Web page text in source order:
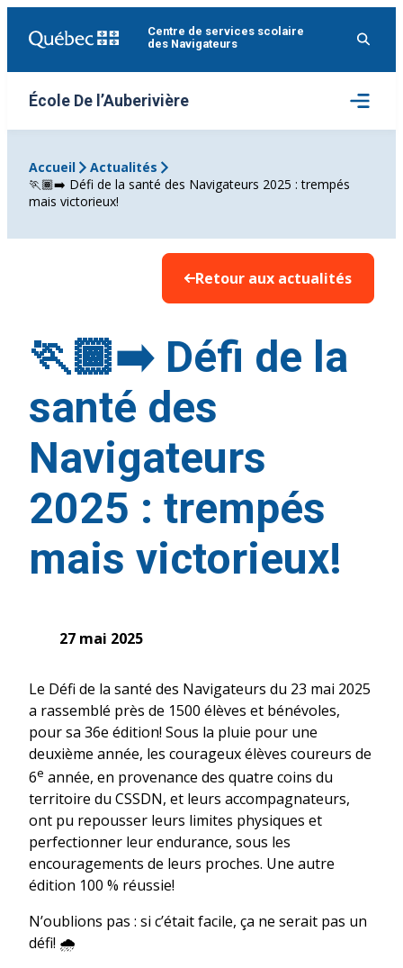
Centre de services scolaire
des Navigateurs
École De l’Auberivière
Ouvrir
le
menu
Accueil
Actualités
🏃🏾‍➡️ Défi de la santé des Navigateurs 2025 : trempés
mais victorieux!
Retour aux actualités
🏃🏾‍➡️ Défi de la
santé des
Navigateurs
2025 : trempés
mais victorieux!
27 mai 2025
Le Défi de la santé des Navigateurs du 23 mai 2025
a rassemblé près de 1500 élèves et bénévoles,
pour sa 36e édition! Sous la pluie pour une
deuxième année, les courageux élèves coureurs de
6e année, en provenance des quatre coins du
territoire du CSSDN, et leurs accompagnateurs,
ont pu repousser leurs limites physiques et
perfectionner leur endurance, sous les
encouragements de leurs proches. Une autre
édition 100 % réussie!
N’oublions pas : si c’était facile, ça ne serait pas un
défi! 🌧️